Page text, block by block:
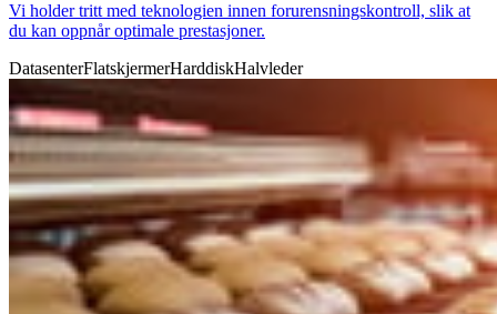
Vi holder tritt med teknologien innen forurensningskontroll, slik at
du kan oppnår optimale prestasjoner.
DatasenterFlatskjermerHarddiskHalvleder